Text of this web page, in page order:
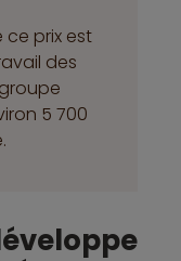
prix est
des
5 700